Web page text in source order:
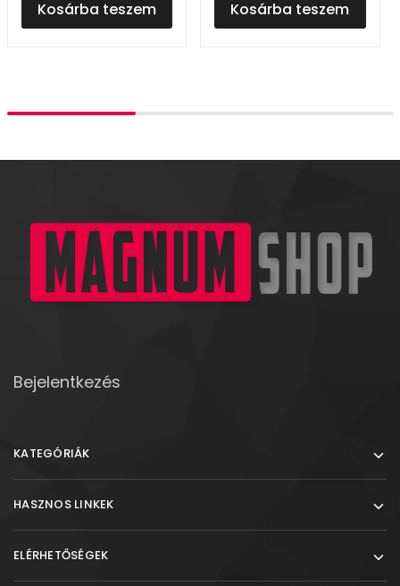
Kosárba teszem Kosárba teszem
Bejelentkezés
KATEGÓRIÁK
HASZNOS LINKEK
ELÉRHETŐSÉGEK